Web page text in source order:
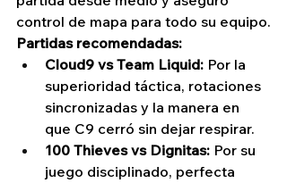
control de mapa para todo su equipo.
Partidas recomendadas:
Cloud9 vs Team Liquid: Por la
superioridad táctica, rotaciones
sincronizadas y la manera en
que C9 cerró sin dejar respirar.
100 Thieves vs Dignitas: Por su
juego disciplinado, perfecta